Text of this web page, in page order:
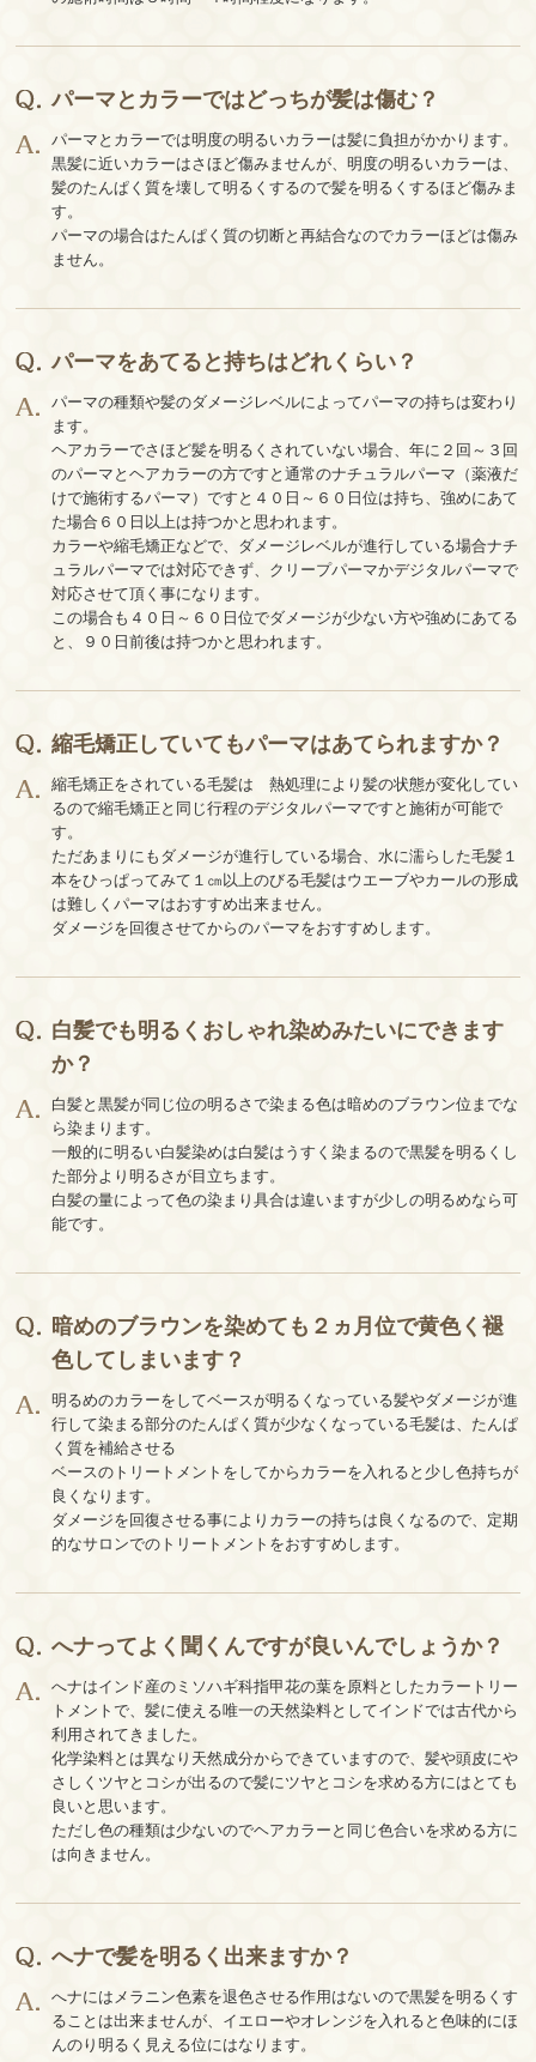
パーマとカラーではどっちが髪は傷む？
パーマとカラーでは明度の明るいカラーは髪に負担がかかります。
黒髪に近いカラーはさほど傷みませんが、明度の明るいカラーは、
髪のたんぱく質を壊して明るくするので髪を明るくするほど傷みま
す。
パーマの場合はたんぱく質の切断と再結合なのでカラーほどは傷み
ません。
パーマをあてると持ちはどれくらい？
パーマの種類や髪のダメージレベルによってパーマの持ちは変わり
ます。
ヘアカラーでさほど髪を明るくされていない場合、年に２回～３回
のパーマとヘアカラーの方ですと通常のナチュラルパーマ（薬液だ
けで施術するパーマ）ですと４０日～６０日位は持ち、強めにあて
た場合６０日以上は持つかと思われます。
カラーや縮毛矯正などで、ダメージレベルが進行している場合ナチ
ュラルパーマでは対応できず、クリープパーマかデジタルパーマで
対応させて頂く事になります。
この場合も４０日～６０日位でダメージが少ない方や強めにあてる
と、９０日前後は持つかと思われます。
縮毛矯正していてもパーマはあてられますか？
縮毛矯正をされている毛髪は 熱処理により髪の状態が変化してい
るので縮毛矯正と同じ行程のデジタルパーマですと施術が可能で
す。
ただあまりにもダメージが進行している場合、水に濡らした毛髪１
本をひっぱってみて１㎝以上のびる毛髪はウエーブやカールの形成
は難しくパーマはおすすめ出来ません。
ダメージを回復させてからのパーマをおすすめします。
白髪でも明るくおしゃれ染めみたいにできます
か？
白髪と黒髪が同じ位の明るさで染まる色は暗めのブラウン位までな
ら染まります。
一般的に明るい白髪染めは白髪はうすく染まるので黒髪を明るくし
た部分より明るさが目立ちます。
白髪の量によって色の染まり具合は違いますが少しの明るめなら可
能です。
暗めのブラウンを染めても２ヵ月位で黄色く褪
色してしまいます？
明るめのカラーをしてベースが明るくなっている髪やダメージが進
行して染まる部分のたんぱく質が少なくなっている毛髪は、たんぱ
く質を補給させる
ベースのトリートメントをしてからカラーを入れると少し色持ちが
良くなります。
ダメージを回復させる事によりカラーの持ちは良くなるので、定期
的なサロンでのトリートメントをおすすめします。
へナってよく聞くんですが良いんでしょうか？
へナはインド産のミソハギ科指甲花の葉を原料としたカラートリー
トメントで、髪に使える唯一の天然染料としてインドでは古代から
利用されてきました。
化学染料とは異なり天然成分からできていますので、髪や頭皮にや
さしくツヤとコシが出るので髪にツヤとコシを求める方にはとても
良いと思います。
ただし色の種類は少ないのでヘアカラーと同じ色合いを求める方に
は向きません。
へナで髪を明るく出来ますか？
へナにはメラニン色素を退色させる作用はないので黒髪を明るくす
ることは出来ませんが、イエローやオレンジを入れると色味的にほ
んのり明るく見える位にはなります。